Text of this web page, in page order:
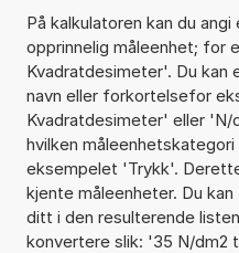
På kalkulatoren kan du
opprinnelig måleenhet; for
Kvadratdesimeter'. Du kan
navn eller forkortelsefor
Kvadratdesimeter' eller 'N/
hvilken
eksempelet 'Trykk'.
kjente måleenheter. Du
ditt i den resulterende
konvertere slik: '35 N/dm2